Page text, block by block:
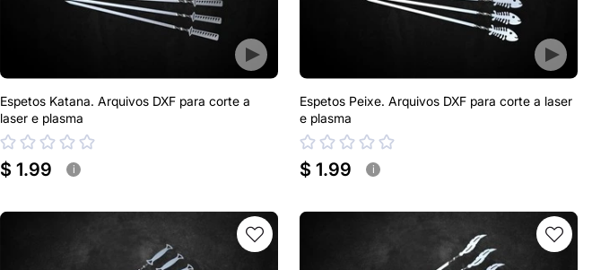
Espetos Katana. Arquivos DXF para corte a
laser e plasma
$ 1.99 i
Espetos Peixe. Arquivos DXF para corte a laser
e plasma
$ 1.99 i